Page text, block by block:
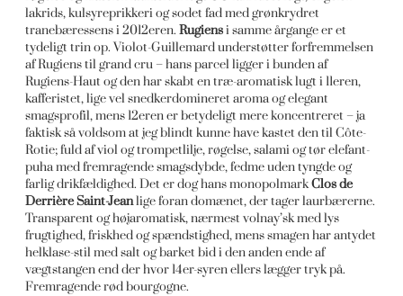
lakrids, kulsyreprikkeri og sodet fad med grønkrydret
tranebæressens i 2012eren.Rugiensi samme årgange er et
tydeligt trin op. Violot-Guillemard understøtter forfremmelsen
af Rugiens til grand cru – hans parcel ligger i bunden af
Rugiens-Haut og den har skabt en træ-aromatisk lugt i 11eren,
kafferistet, lige vel snedkerdomineret aroma og elegant
smagsprofil, mens 12eren er betydeligt mere koncentreret – ja
faktisk så voldsom at jeg blindt kunne have kastet den til Côte-
Rotie; fuld af viol og trompetlilje, røgelse, salami og tør elefant-
puha med fremragende smagsdybde, fedme uden tyngde og
farlig drikfældighed. Det er dog hans monopolmarkClos de
Derrière Saint-Jeanlige foran domænet, der tager laurbærerne.
Transparent og højaromatisk, nærmest volnay’sk med lys
frugtighed, friskhed og spændstighed, mens smagen har antydet
helklase-stil med salt og barket bid i den anden ende af
vægtstangen end der hvor 14er-syren ellers lægger tryk på.
Fremragende rød bourgogne.